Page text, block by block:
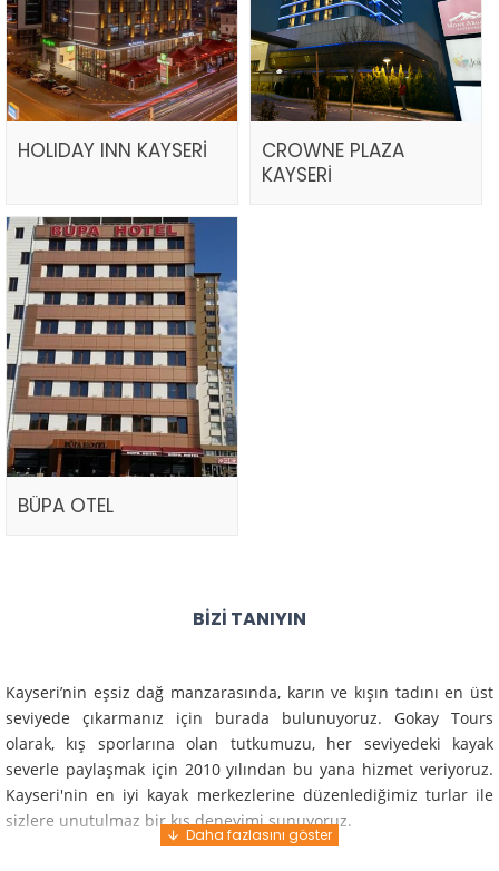
HOLIDAY INN KAYSERİ
CROWNE PLAZA
KAYSERİ
BÜPA OTEL
BIZI TANIYIN
Kayseri’nin eşsiz dağ manzarasında, karın ve kışın tadını en üst
seviyede çıkarmanız için burada bulunuyoruz. Gokay Tours
olarak, kış sporlarına olan tutkumuzu, her seviyedeki kayak
severle paylaşmak için 2010 yılından bu yana hizmet veriyoruz.
Kayseri'nin en iyi kayak merkezlerine düzenlediğimiz turlar ile
sizlere unutulmaz bir kış deneyimi sunuyoruz.